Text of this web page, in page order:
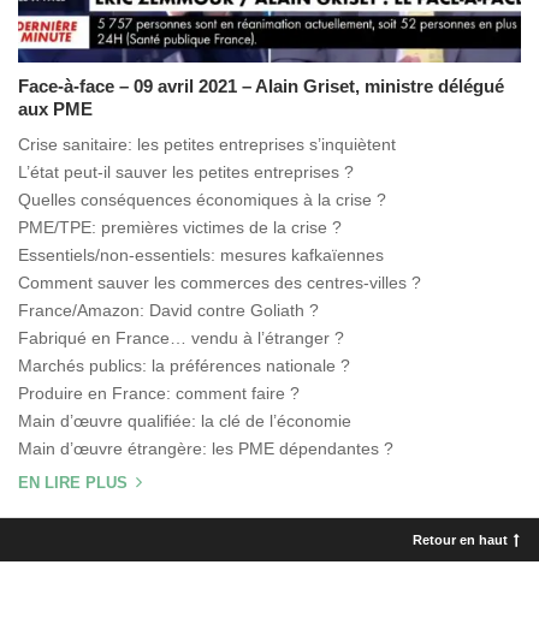
Face-à-face – 09 avril 2021 – Alain Griset, ministre délégué
aux PME
Crise sanitaire: les petites entreprises s’inquiètent
L’état peut-il sauver les petites entreprises ?
Quelles conséquences économiques à la crise ?
PME/TPE: premières victimes de la crise ?
Essentiels/non-essentiels: mesures kafkaïennes
Comment sauver les commerces des centres-villes ?
France/Amazon: David contre Goliath ?
Fabriqué en France… vendu à l’étranger ?
Marchés publics: la préférences nationale ?
Produire en France: comment faire ?
Main d’œuvre qualifiée: la clé de l’économie
Main d’œuvre étrangère: les PME dépendantes ?
EN LIRE PLUS
Retour en haut